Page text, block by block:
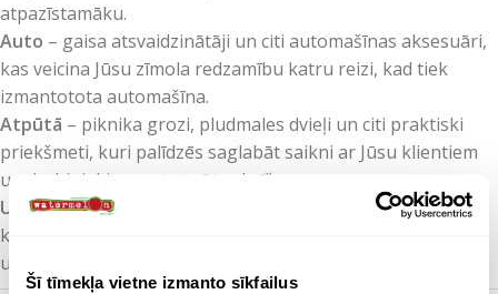
Šī tīmekļa vietne izmanto sīkfailus
atpazīstamāku.
Auto – gaisa atsvaidzinātāji un citi automašīnas aksesuāri,
kas veicina Jūsu zīmola redzamību katru reizi, kad tiek
izmantotota automašīna.
Atpūtā – piknika grozi, pludmales dvieļi un citi praktiski
priekšmeti, kuri palīdzēs saglabāt saikni ar Jūsu klientiem
un darbiniekiem pat atpūtas brīžos.
Uz ielas– lietussargi, somas, cepures, jakas un atstarotāji,
kas nodrošina drošību un komfortu, kā arī reklamē Jūsu
uzņēmumu visur, kur vien Jūs dotos.